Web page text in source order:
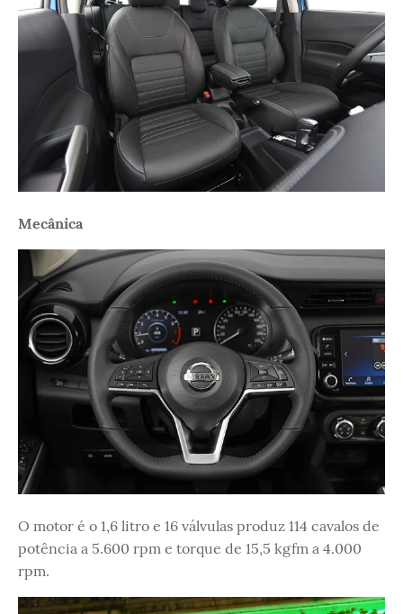
Mecânica
O motor é o 1,6 litro e 16 válvulas produz 114 cavalos de
potência a 5.600 rpm e torque de 15,5 kgfm a 4.000
rpm.